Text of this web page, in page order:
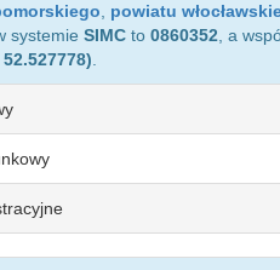
powiatu
systemie SIMC to 0860352 , a